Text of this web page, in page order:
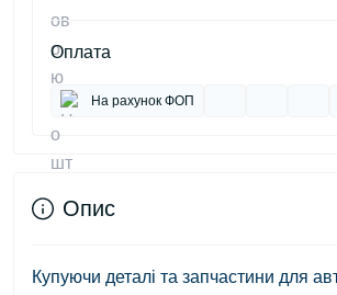
Оплата
На рахунок ФОП
Опис
Купуючи деталі та запчастини для